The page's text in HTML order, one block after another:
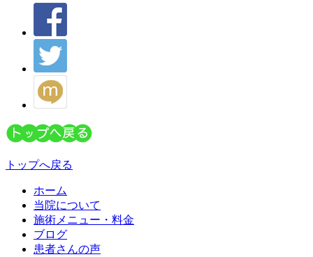
トップへ戻る
ホーム
当院について
施術メニュー・料金
ブログ
患者さんの声